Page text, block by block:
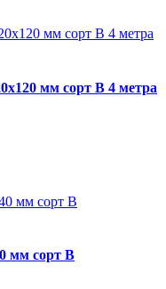
мм сорт В 4 метра
мм сорт В